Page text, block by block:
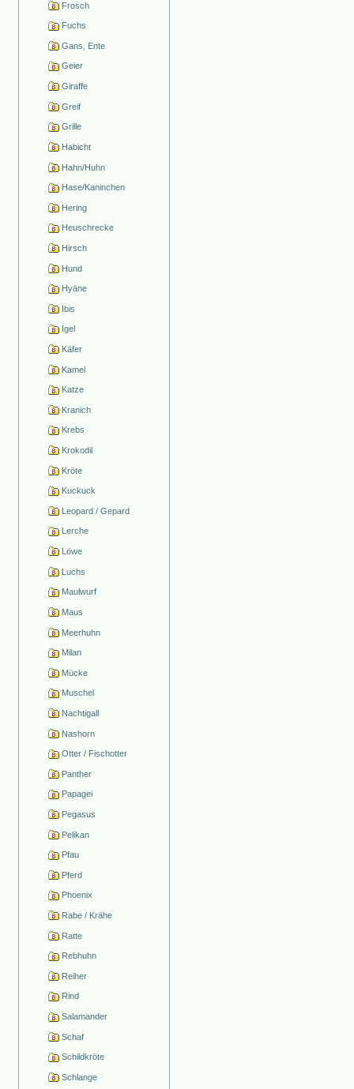
Frosch
Fuchs
Gans, Ente
Geier
Giraffe
Greif
Grille
Habicht
Hahn/Huhn
Hase/Kaninchen
Hering
Heuschrecke
Hirsch
Hund
Hyäne
Ibis
Igel
Käfer
Kamel
Katze
Kranich
Krebs
Krokodil
Kröte
Kuckuck
Leopard / Gepard
Lerche
Löwe
Luchs
Maulwurf
Maus
Meerhuhn
Milan
Mücke
Muschel
Nachtigall
Nashorn
Otter / Fischotter
Panther
Papagei
Pegasus
Pelikan
Pfau
Pferd
Phoenix
Rabe / Krähe
Ratte
Rebhuhn
Reiher
Rind
Salamander
Schaf
Schildkröte
Schlange